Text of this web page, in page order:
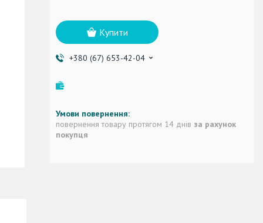
Купити
+380 (67) 653-42-04
повернення товару протягом 14 днів за рахунок
покупця